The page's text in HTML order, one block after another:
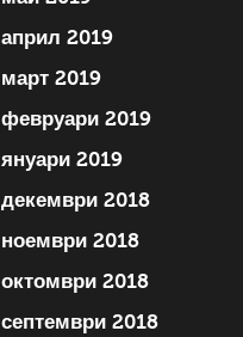
април 2019
март 2019
февруари 2019
януари 2019
декември 2018
ноември 2018
октомври 2018
септември 2018